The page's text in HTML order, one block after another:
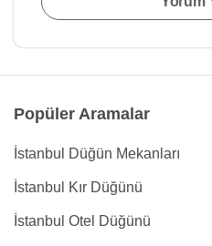
Popüler Aramalar
İstanbul Düğün Mekanları
İstanbul Kır Düğünü
İstanbul Otel Düğünü